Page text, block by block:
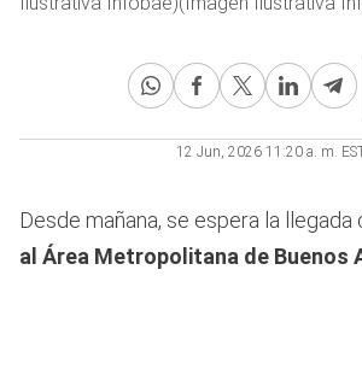
12 Jun, 2026 11:20 a. m.
Desde mañana, se espera la llegada
al Área Metropolitana de Buenos